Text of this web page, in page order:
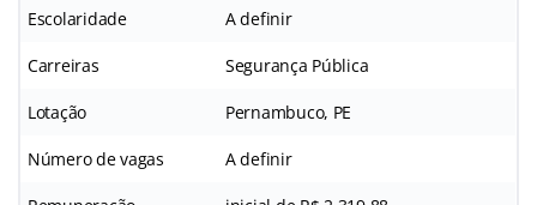
Escolaridade A definir
Carreiras Segurança Pública
Lotação Pernambuco, PE
Número de vagas A definir